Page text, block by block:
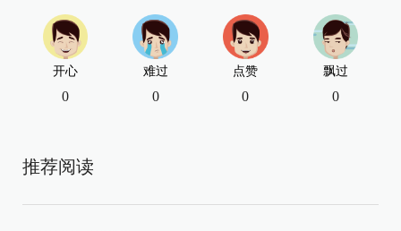
开心
0
难过
0
点赞
0
飘过
0
推荐阅读